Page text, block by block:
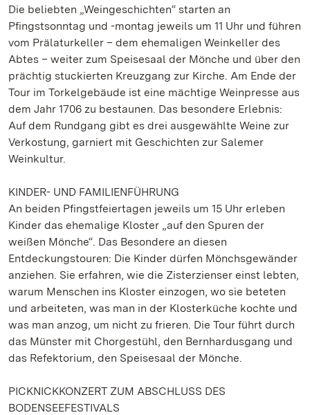
Die beliebten „Weingeschichten“ starten an
Pfingstsonntag und -montag jeweils um 11 Uhr und führen
vom Prälaturkeller – dem ehemaligen Weinkeller des
Abtes – weiter zum Speisesaal der Mönche und über den
prächtig stuckierten Kreuzgang zur Kirche. Am Ende der
Tour im Torkelgebäude ist eine mächtige Weinpresse aus
dem Jahr 1706 zu bestaunen. Das besondere Erlebnis:
Auf dem Rundgang gibt es drei ausgewählte Weine zur
Verkostung, garniert mit Geschichten zur Salemer
Weinkultur.
KINDER- UND FAMILIENFÜHRUNG
An beiden Pfingstfeiertagen jeweils um 15 Uhr erleben
Kinder das ehemalige Kloster „auf den Spuren der
weißen Mönche“. Das Besondere an diesen
Entdeckungstouren: Die Kinder dürfen Mönchsgewänder
anziehen. Sie erfahren, wie die Zisterzienser einst lebten,
warum Menschen ins Kloster einzogen, wo sie beteten
und arbeiteten, was man in der Klosterküche kochte und
was man anzog, um nicht zu frieren. Die Tour führt durch
das Münster mit Chorgestühl, den Bernhardusgang und
das Refektorium, den Speisesaal der Mönche.
PICKNICKKONZERT ZUM ABSCHLUSS DES
BODENSEEFESTIVALS